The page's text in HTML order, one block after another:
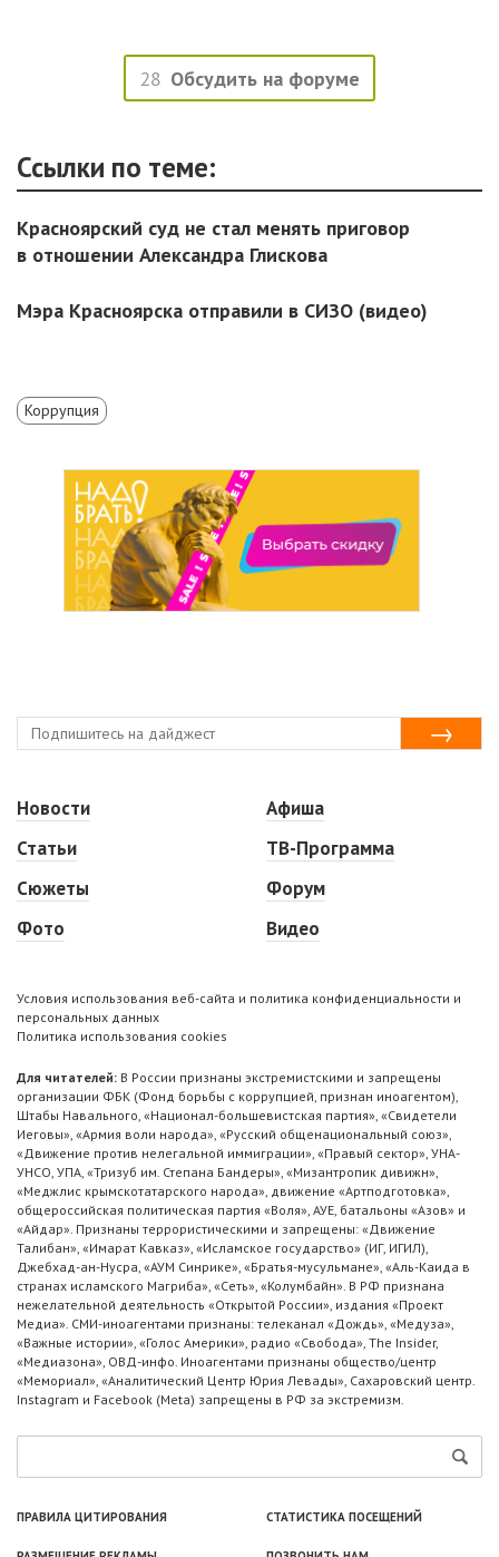
28 Обсудить на форуме
Ссылки по теме:
Красноярский суд не стал менять приговор
в отношении Александра Глискова
Мэра Красноярска отправили в СИЗО (видео)
Коррупция
Новости
Статьи
Сюжеты
Фото
Афиша
ТВ-Программа
Форум
Видео
Условия использования веб-сайта и политика конфиденциальности и
персональных данных
Политика использования cookies
Для читателей: В России признаны экстремистскими и запрещены
организации ФБК (Фонд борьбы с коррупцией, признан иноагентом),
Штабы Навального, «Национал-большевистская партия», «Свидетели
Иеговы», «Армия воли народа», «Русский общенациональный союз»,
«Движение против нелегальной иммиграции», «Правый сектор», УНА-
УНСО, УПА, «Тризуб им. Степана Бандеры», «Мизантропик дивижн»,
«Меджлис крымскотатарского народа», движение «Артподготовка»,
общероссийская политическая партия «Воля», АУЕ, батальоны «Азов» и
«Айдар». Признаны террористическими и запрещены: «Движение
Талибан», «Имарат Кавказ», «Исламское государство» (ИГ, ИГИЛ),
Джебхад-ан-Нусра, «АУМ Синрике», «Братья-мусульмане», «Аль-Каида в
странах исламского Магриба», «Сеть», «Колумбайн». В РФ признана
нежелательной деятельность «Открытой России», издания «Проект
Медиа». СМИ-иноагентами признаны: телеканал «Дождь», «Медуза»,
«Важные истории», «Голос Америки», радио «Свобода», The Insider,
«Медиазона», ОВД-инфо. Иноагентами признаны общество/центр
«Мемориал», «Аналитический Центр Юрия Левады», Сахаровский центр.
Instagram и Facebook (Metа) запрещены в РФ за экстремизм.
ПРАВИЛА ЦИТИРОВАНИЯ СТАТИСТИКА ПОСЕЩЕНИЙ